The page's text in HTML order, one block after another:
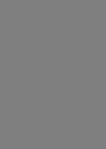
stránka